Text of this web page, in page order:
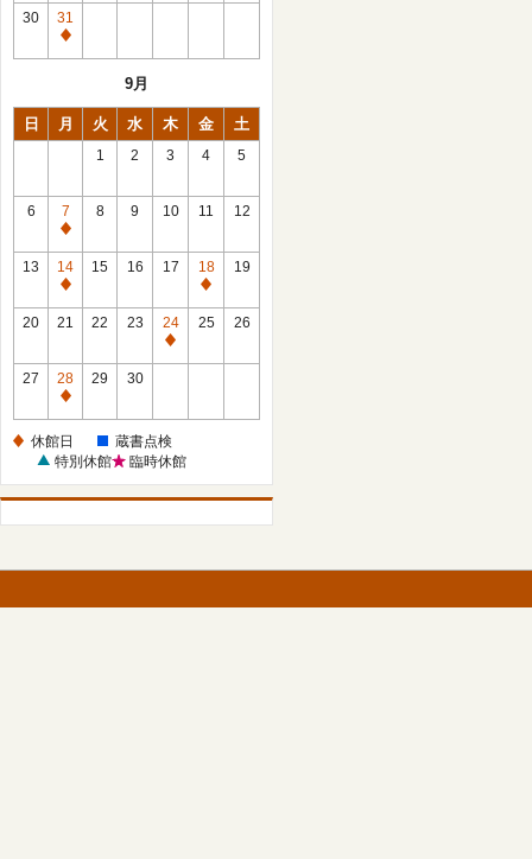
館
日
30
31
休
9月
日 月 火 水 木 金 土
1 2 3 4 5
6
7
休
館
日
8 9 10 11 12
13
14
休
館
15 16 17
18
休
館
19
20 21 22 23
24
休
25 26
27
28
休
日
29 30
休館日
蔵書点検
特別休館
臨時休館